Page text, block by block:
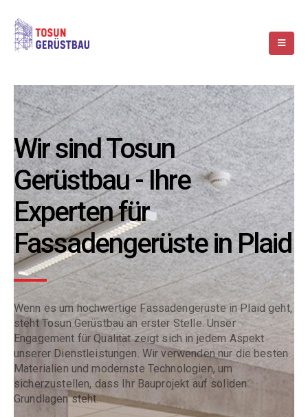
Wir sind Tosun
Gerüstbau - Ihre
Experten für
Fassadengerüste in Plaid
Wenn es um hochwertige Fassadengerüste in Plaid geht,
steht Tosun Gerüstbau an erster Stelle. Unser
Engagement für Qualität zeigt sich in jedem Aspekt
unserer Dienstleistungen. Wir verwenden nur die besten
Materialien und modernste Technologien, um
sicherzustellen, dass Ihr Bauprojekt auf soliden
Grundlagen steht.